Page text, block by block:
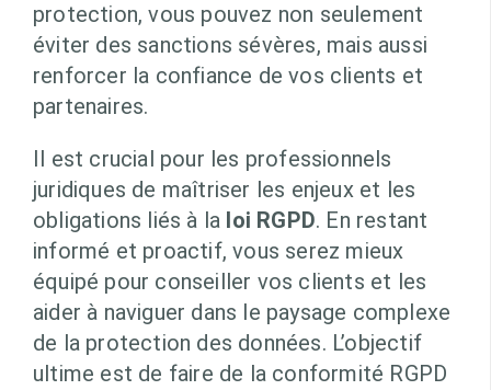
protection, vous pouvez non seulement
éviter des sanctions sévères, mais aussi
renforcer la confiance de vos clients et
partenaires.
Il est crucial pour les professionnels
juridiques de maîtriser les enjeux et les
obligations liés à la loi RGPD. En restant
informé et proactif, vous serez mieux
équipé pour conseiller vos clients et les
aider à naviguer dans le paysage complexe
de la protection des données. L’objectif
ultime est de faire de la conformité RGPD